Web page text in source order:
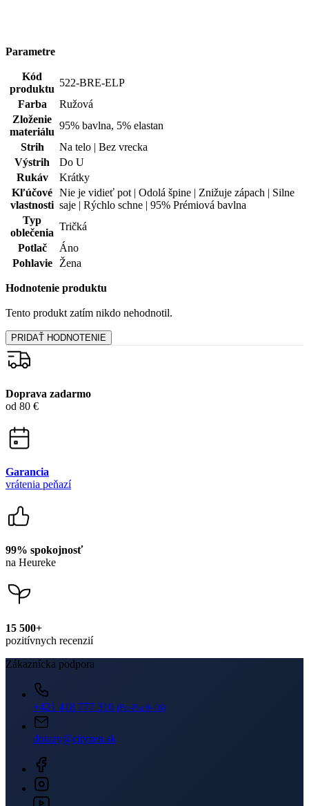
Parametre
Kód
produktu
522-BRE-ELP
Farba
Ružová
Zloženie
materiálu
95% bavlna, 5% elastan
Strih
Na telo | Bez vrecka
Výstrih
Do U
Rukáv
Krátky
Kľúčové
vlastnosti
Nie je vidieť pot | Odolá špine | Znižuje zápach | Silne
saje | Rýchlo schne | 95% Prémiová bavlna
Typ
oblečenia
Tričká
Potlač
Áno
Pohlavie
Žena
Hodnotenie produktu
Tento produkt zatím nikdo nehodnotil.
PRIDAŤ HODNOTENIE
Doprava zadarmo
od 80 €
Garancia
vrátenia peňazí
99% spokojnosť
na Heureke
15 500+
pozitívnych recenzií
Zákaznícka podpora
+421 418 777 310 (Po-Pia 9-16)
dotazy@cityzen.sk